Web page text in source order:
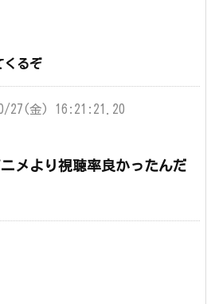
くるぞ
27(金) 16:21:21.20
メより視聴率良かったんだ